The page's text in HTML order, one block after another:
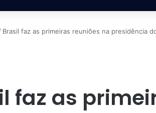
Brasil faz as primeiras reuniões na presidência
faz as